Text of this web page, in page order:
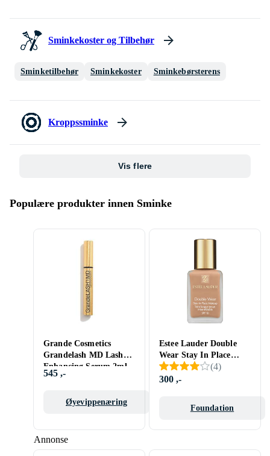
Sminkekoster og Tilbehør
Sminketilbehør Sminkekoster Sminkebørsterens
Kroppssminke
Vis flere
Populære produkter innen Sminke
Annonse
Grande Cosmetics
Grandelash MD Lash
Enhancing Serum 2ml
545 ,-
Øyevippenæring
Estee Lauder Double
Wear Stay In Place
Makeup SPF10 30ml
(4)
300 ,-
Foundation